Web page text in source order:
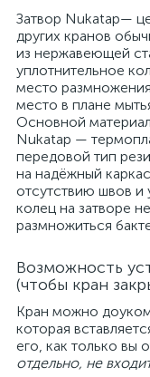
Затвор Nukatap—
других кранов
из нержавеющей
уплотнительное
место
место в плане
Основной
Nukatap —
передовой тип
на надёжный
отсутствию швов и
колец на затворе
размножиться
Возможность
(чтобы кран
Кран можно
которая
его, как только вы
отдельно, не